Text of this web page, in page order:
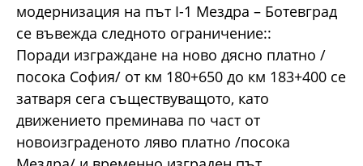
модернизация на път I-1 Мездра – Ботевград
се въвежда следното ограничение::
Поради изграждане на ново дясно платно /
посока София/ от км 180+650 до км 183+400 се
затваря сега съществуващото, като
движението преминава по част от
новоизграденото ляво платно /посока